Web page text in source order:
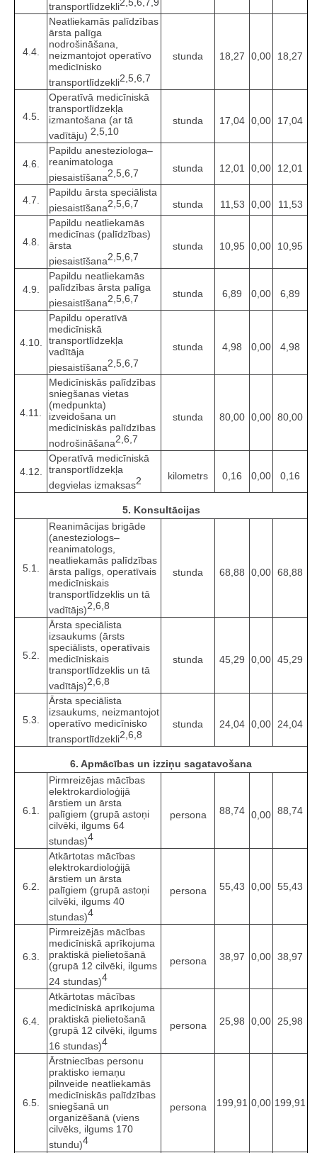
transportlīdzekli
4.4.
Neatliekamās palīdzības
ārsta palīga
nodrošināšana,
neizmantojot operatīvo
medicīnisko
transportlīdzekli2,5,6,7
stunda 18,27 0,00 18,27
4.5.
Operatīvā medicīniskā
transportlīdzekļa
izmantošana (ar tā
vadītāju) 2,5,10
stunda 17,04 0,00 17,04
4.6.
Papildu anesteziologa–
reanimatologa
piesaistīšana2,5,6,7 stunda 12,01 0,00 12,01
4.7.
Papildu ārsta speciālista
piesaistīšana2,5,6,7 stunda 11,53 0,00 11,53
4.8.
Papildu neatliekamās
medicīnas (palīdzības)
ārsta
piesaistīšana2,5,6,7
stunda 10,95 0,00 10,95
4.9.
Papildu neatliekamās
palīdzības ārsta palīga
piesaistīšana2,5,6,7 stunda 6,89 0,00 6,89
4.10.
Papildu operatīvā
medicīniskā
transportlīdzekļa
vadītāja
piesaistīšana2,5,6,7
stunda 4,98 0,00 4,98
4.11.
Medicīniskās palīdzības
sniegšanas vietas
(medpunkta)
izveidošana un
medicīniskās palīdzības
nodrošināšana2,6,7
stunda 80,00 0,00 80,00
4.12.
Operatīvā medicīniskā
transportlīdzekļa
degvielas izmaksas2 kilometrs 0,16 0,00 0,16
5. Konsultācijas
5.1.
Reanimācijas brigāde
(anesteziologs–
reanimatologs,
neatliekamās palīdzības
ārsta palīgs, operatīvais
medicīniskais
transportlīdzeklis un tā
vadītājs)2,6,8
stunda 68,88 0,00 68,88
5.2.
Ārsta speciālista
izsaukums (ārsts
speciālists, operatīvais
medicīniskais
transportlīdzeklis un tā
vadītājs)2,6,8
stunda 45,29 0,00 45,29
5.3.
Ārsta speciālista
izsaukums, neizmantojot
operatīvo medicīnisko
transportlīdzekli2,6,8
stunda 24,04 0,00 24,04
6. Apmācības un izziņu sagatavošana
6.1.
Pirmreizējas mācības
elektrokardioloģijā
ārstiem un ārsta
palīgiem (grupā astoņi
cilvēki, ilgums 64
stundas)4
persona 88,74 0,00 88,74
6.2.
Atkārtotas mācības
elektrokardioloģijā
ārstiem un ārsta
palīgiem (grupā astoņi
cilvēki, ilgums 40
stundas)4
persona 55,43 0,00 55,43
6.3.
Pirmreizējās mācības
medicīniskā aprīkojuma
praktiskā pielietošanā
(grupā 12 cilvēki, ilgums
24 stundas)4
persona 38,97 0,00 38,97
6.4.
Atkārtotas mācības
medicīniskā aprīkojuma
praktiskā pielietošanā
(grupā 12 cilvēki, ilgums
16 stundas)4
persona 25,98 0,00 25,98
6.5.
Ārstniecības personu
praktisko iemaņu
pilnveide neatliekamās
medicīniskās palīdzības
sniegšanā un
organizēšanā (viens
cilvēks, ilgums 170
stundu)4
persona 199,91 0,00 199,91